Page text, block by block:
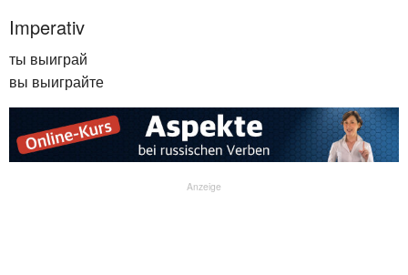
Imperativ
ты выиграй
вы выиграйте
Anzeige